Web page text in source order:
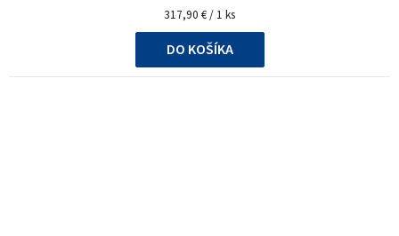
Jednotková
cena:
317,90 € / 1 ks
DO KOŠÍKA